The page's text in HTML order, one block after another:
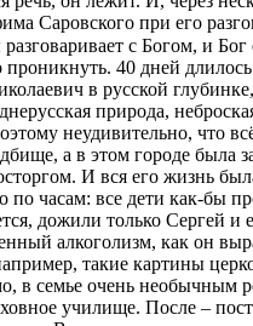
Саровского при его
с Богом, и
40 дней
в русской
природа,
неудивительно, что
а в этом городе была
И вся его жизнь
по часам: все дети как-бы
дожили только Сергей
алкоголизм, как он
такие картины
в семье очень необычным
училище. После –